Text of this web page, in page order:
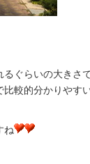
るぐらいの大きさ
較的分かりやす
ね